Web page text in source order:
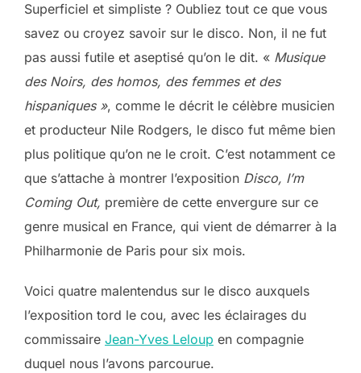
Superficiel et simpliste ? Oubliez tout ce que vous
savez ou croyez savoir sur le disco. Non, il ne fut
pas aussi futile et aseptisé qu’on le dit. « Musique
des Noirs, des homos, des femmes et des
hispaniques », comme le décrit le célèbre musicien
et producteur Nile Rodgers, le disco fut même bien
plus politique qu’on ne le croit. C’est notamment ce
que s’attache à montrer l’exposition Disco, I’m
Coming Out, première de cette envergure sur ce
genre musical en France, qui vient de démarrer à la
Philharmonie de Paris pour six mois.
Voici quatre malentendus sur le disco auxquels
l’exposition tord le cou, avec les éclairages du
commissaire Jean-Yves Leloup en compagnie
duquel nous l’avons parcourue.